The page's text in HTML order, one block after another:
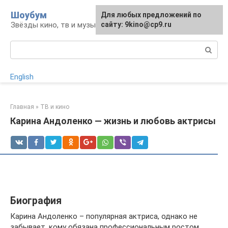
контенту
Шоубум
Звёзды кино, тв и музыки
English
Главная » ТВ и кино
Карина Андоленко — жизнь и любовь актрисы
Биография
Карина Андоленко – популярная актриса, однако не
Для любых предложений по
сайту: 9kino@cp9.ru